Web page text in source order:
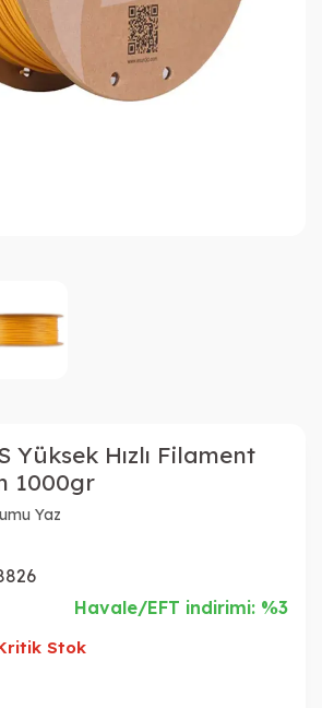
Yüksek Hızlı Filament
1000gr
Yaz
Havale/EFT indirimi: %3
Stok